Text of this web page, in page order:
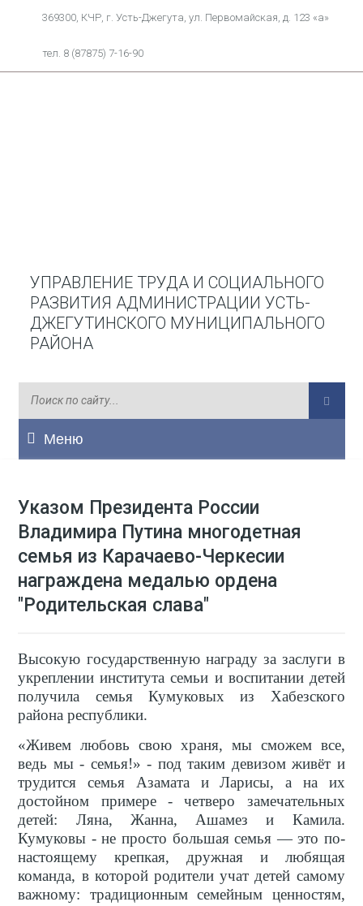
369300, КЧР, г. Усть-Джегута, ул. Первомайская, д. 123 «а»
тел. 8 (87875) 7-16-90
УПРАВЛЕНИЕ ТРУДА И СОЦИАЛЬНОГО
РАЗВИТИЯ АДМИНИСТРАЦИИ УСТЬ-
ДЖЕГУТИНСКОГО МУНИЦИПАЛЬНОГО
РАЙОНА
Меню
Указом Президента России
Владимира Путина многодетная
семья из Карачаево-Черкесии
награждена медалью ордена
"Родительская слава"
Высокую государственную награду за заслуги в
укреплении института семьи и воспитании детей
получила семья Кумуковых из Хабезского
района республики.
«Живем любовь свою храня, мы сможем все,
ведь мы - семья!» - под таким девизом живёт и
трудится семья Азамата и Ларисы, а на их
достойном примере - четверо замечательных
детей: Ляна, Жанна, Ашамез и Камила.
Кумуковы - не просто большая семья — это по-
настоящему крепкая, дружная и любящая
команда, в которой родители учат детей самому
важному: традиционным семейным ценностям,